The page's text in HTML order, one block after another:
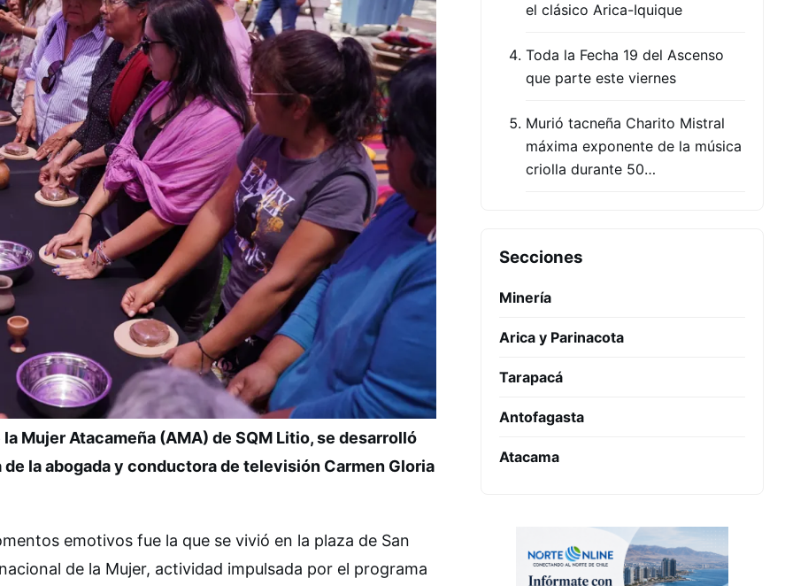
Mujer Atacameña (AMA) de SQM Litio, se desarrolló
la abogada y conductora de televisión Carmen Gloria
emotivos fue la que se vivió en la plaza de San
de la Mujer, actividad impulsada por el programa
el clásico Arica-Iquique
Toda la Fecha 19 del Ascenso
que parte este viernes
Murió tacneña Charito Mistral
máxima exponente de la música
criolla durante 50…
Secciones
Minería
Arica y Parinacota
Tarapacá
Antofagasta
Atacama